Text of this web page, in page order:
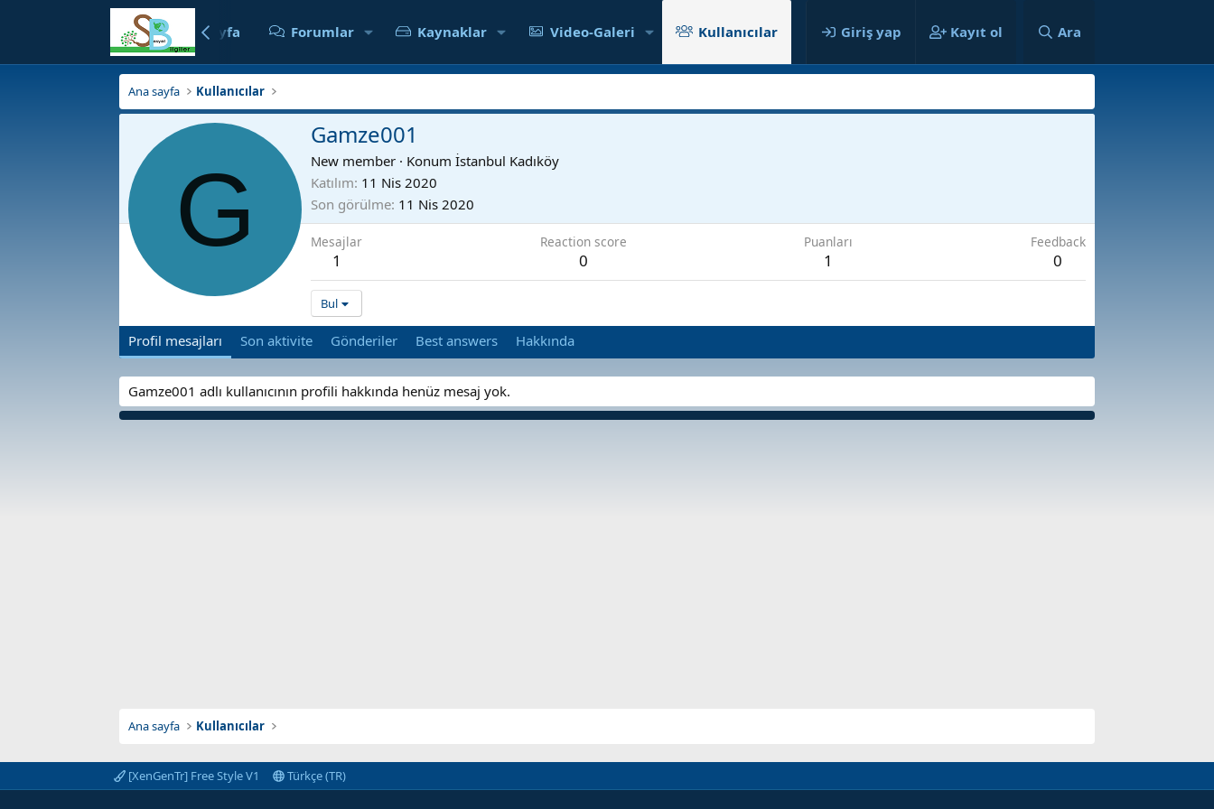
Ana sayfa Forumlar Kaynaklar Video-Galeri Kullanıcılar Giriş yap Kayıt ol Ara
Ana sayfa Kullanıcılar
G
Gamze001
New member · Konum İstanbul Kadıköy
Katılım 11 Nis 2020
Son görülme 11 Nis 2020
Mesajlar
1
Reaction score
0
Puanları
1
Feedback
0
Bul
Profil mesajları Son aktivite Gönderiler Best answers Hakkında
Gamze001 adlı kullanıcının profili hakkında henüz mesaj yok.
Ana sayfa Kullanıcılar
[XenGenTr] Free Style V1 Türkçe (TR)